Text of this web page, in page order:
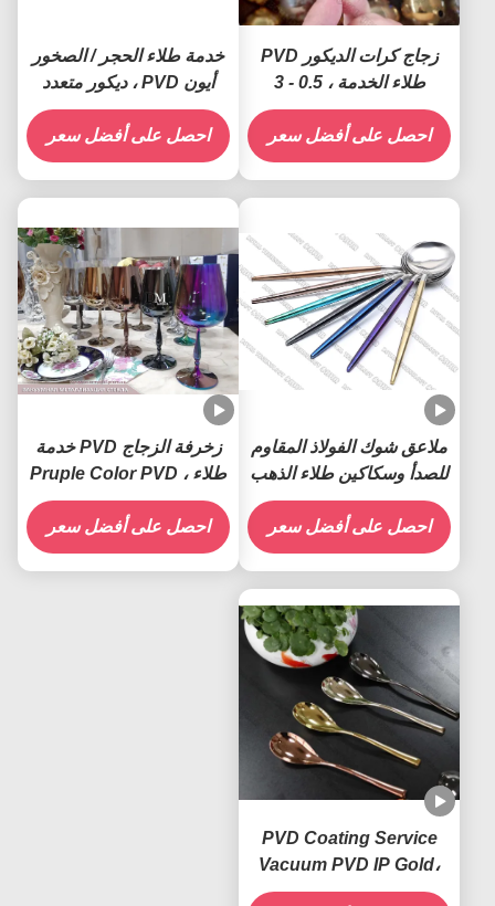
زجاج كرات الديكور PVD
طلاء الخدمة ، 0.5 - 3
ميكرون السينمائي ،
التصفيحات الكاثودية القوس
احصل على أفضل سعر
خدمة طلاء الحجر / الصخور
أيون PVD ، ديكور متعدد
الألوان PVD الطلاء
احصل على أفضل سعر
ملاعق شوك الفولاذ المقاوم
للصدأ وسكاكين طلاء الذهب
PVD
احصل على أفضل سعر
زخرفة الزجاج PVD خدمة
طلاء ، Pruple Color PVD
خدمة طلاء الزجاج
احصل على أفضل سعر
PVD Coating Service
Vacuum PVD IP Gold،
PVD Copper، PVD